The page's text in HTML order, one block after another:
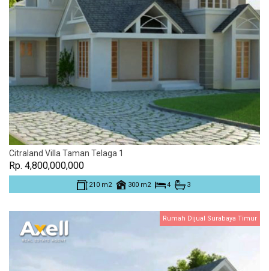
Citraland Villa Taman Telaga 1
Rp. 4,800,000,000
210 m2 300 m2 4 3
Rumah Dijual Surabaya Timur